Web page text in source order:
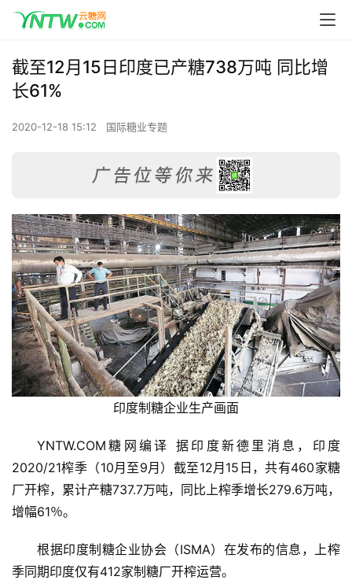
截至12月15日印度已产糖738万吨 同比增
长61%
2020-12-18 15:12 国际糖业专题
印度制糖企业生产画面
YNTW.COM糖网编译 据印度新德里消息，印度
2020/21榨季（10月至9月）截至12月15日，共有460家糖
厂开榨，累计产糖737.7万吨，同比上榨季增长279.6万吨，
增幅61％。
根据印度制糖企业协会（ISMA）在发布的信息，上榨
季同期印度仅有412家制糖厂开榨运营。